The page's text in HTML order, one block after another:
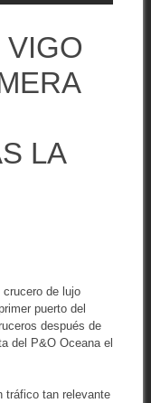
VIGO
LA
de lujo
puerto del
después de
del P&O Oceana el
tráfico tan relevante